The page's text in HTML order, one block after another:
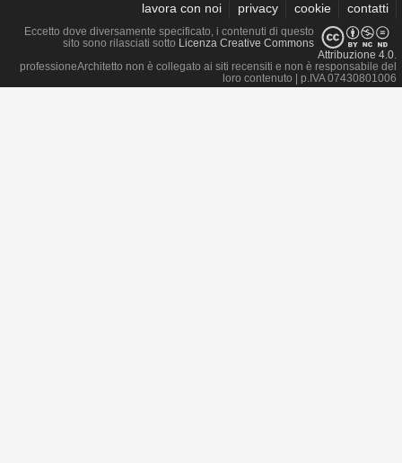
lavora con noi
privacy cookie contatti
Eccetto dove diversamente specificato, i contenuti di questo
sito sono rilasciati sotto Licenza Creative Commons
Attribuzione 4.0.
professioneArchitetto non è collegato ai siti recensiti e non è responsabile del
loro contenuto
| p.IVA 07430801006